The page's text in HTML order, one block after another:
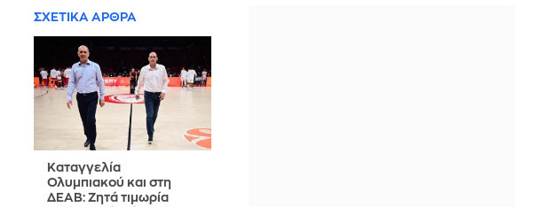
ΣΧΕΤΙΚΑ ΑΡΘΡΑ
Καταγγελία
Ολυμπιακού και στη
ΔΕΑΒ: Ζητά τιμωρία